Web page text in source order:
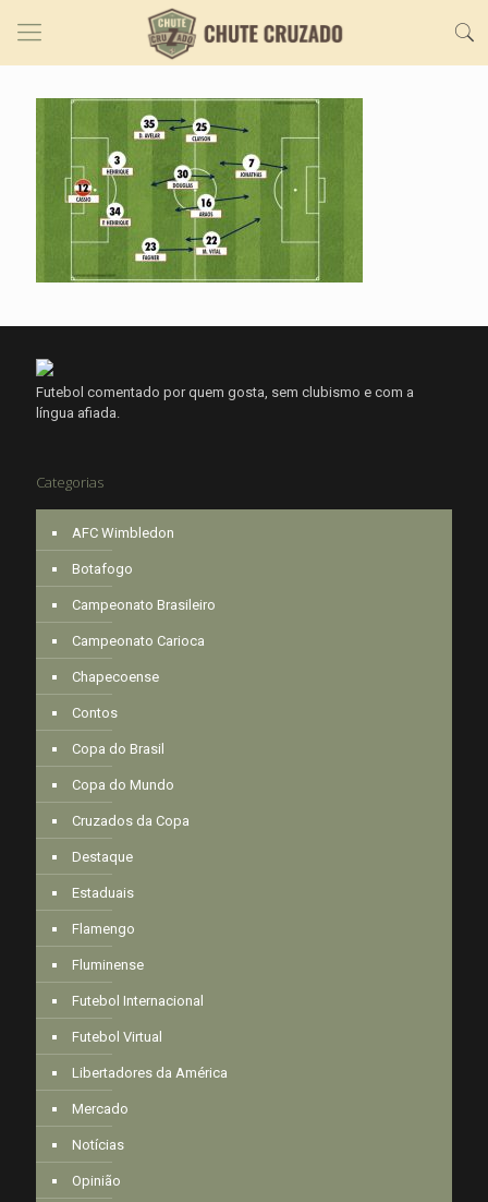
Futebol comentado por quem gosta, sem clubismo e com a
língua afiada.
Categorias
AFC Wimbledon
Botafogo
Campeonato Brasileiro
Campeonato Carioca
Chapecoense
Contos
Copa do Brasil
Copa do Mundo
Cruzados da Copa
Destaque
Estaduais
Flamengo
Fluminense
Futebol Internacional
Futebol Virtual
Libertadores da América
Mercado
Notícias
Opinião